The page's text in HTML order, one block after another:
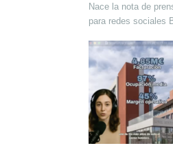
Nace la nota de
para redes sociales